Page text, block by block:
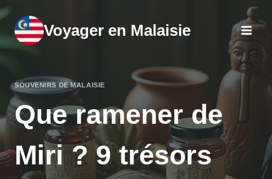
Aller
au
contenu
Voyager en Malaisie
SOUVENIRS DE MALAISIE
Que ramener de
Miri ? 9 trésors